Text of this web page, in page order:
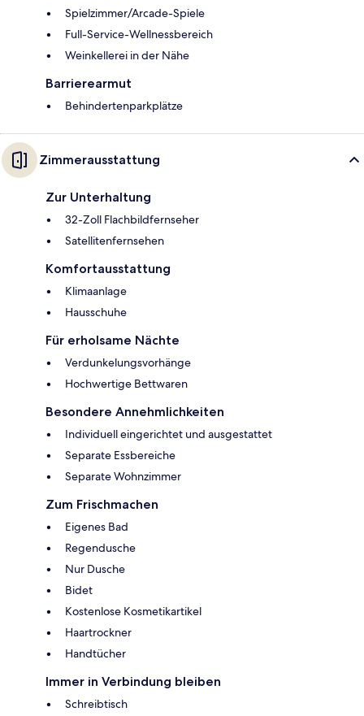
Spielzimmer/Arcade-Spiele
Full-Service-Wellnessbereich
Weinkellerei in der Nähe
Barrierearmut
Behindertenparkplätze
Zimmerausstattung
Zur Unterhaltung
32-Zoll Flachbildfernseher
Satellitenfernsehen
Komfortausstattung
Klimaanlage
Hausschuhe
Für erholsame Nächte
Verdunkelungsvorhänge
Hochwertige Bettwaren
Besondere Annehmlichkeiten
Individuell eingerichtet und ausgestattet
Separate Essbereiche
Separate Wohnzimmer
Zum Frischmachen
Eigenes Bad
Regendusche
Nur Dusche
Bidet
Kostenlose Kosmetikartikel
Haartrockner
Handtücher
Immer in Verbindung bleiben
Schreibtisch